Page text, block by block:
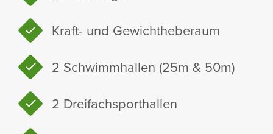
Kraft- und Gewicht­he­be­raum
2 Schwimm­hallen (25m & 50m)
2 Drei­fach­sport­hallen